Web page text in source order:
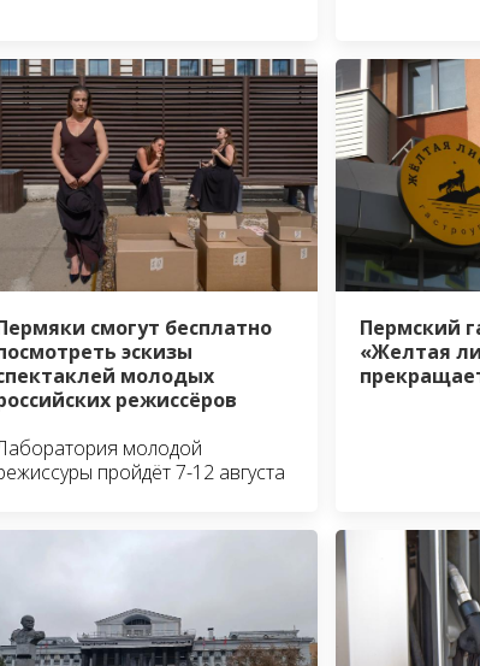
смогут бесплатно
эскизы
молодых
режиссёров
молодой
пройдёт 7-12 августа
Пермский
«Желтая